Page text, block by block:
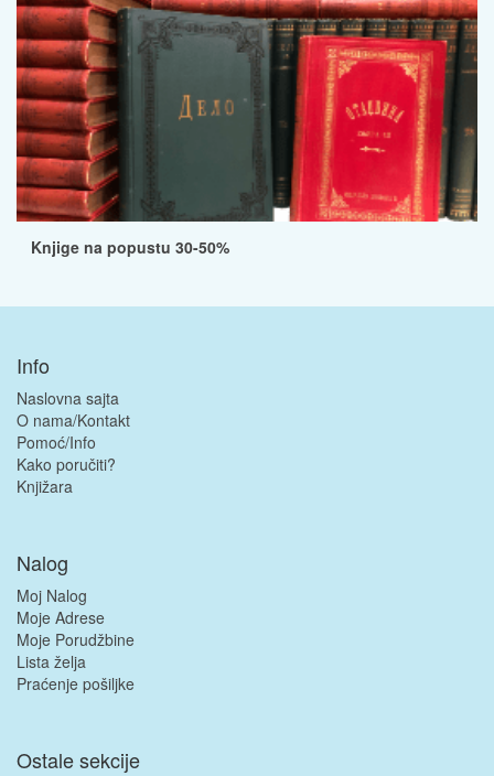
Knjige na popustu 30-50%
Info
Naslovna sajta
O nama/Kontakt
Pomoć/Info
Kako poručiti?
Knjižara
Nalog
Moj Nalog
Moje Adrese
Moje Porudžbine
Lista želja
Praćenje pošiljke
Ostale sekcije